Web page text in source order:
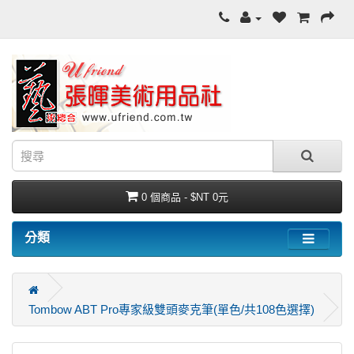
0 個商品 - $NT 0元
分類
Tombow ABT Pro專家級雙頭麥克筆(單色/共108色選擇)